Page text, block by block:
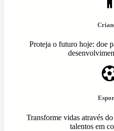
Proteja o futuro hoje: doe
Transforme vidas através
talentos em